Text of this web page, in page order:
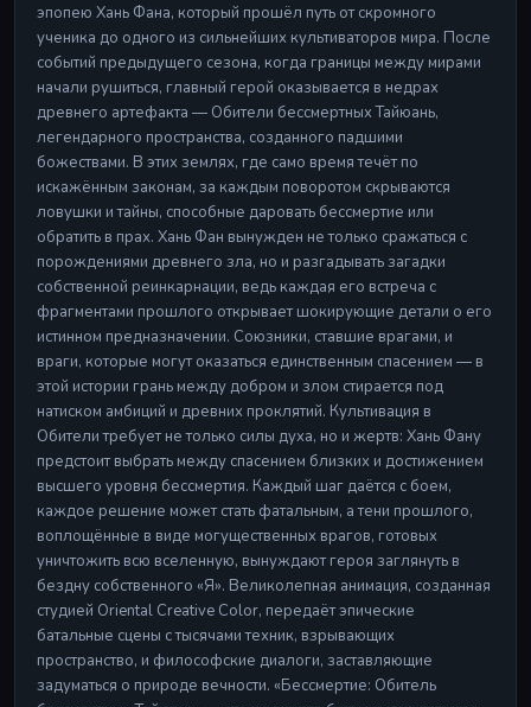
эпопею Хань Фана, который прошёл путь от скромного
ученика до одного из сильнейших культиваторов мира. После
событий предыдущего сезона, когда границы между мирами
начали рушиться, главный герой оказывается в недрах
древнего артефакта — Обители бессмертных Тайюань,
легендарного пространства, созданного падшими
божествами. В этих землях, где само время течёт по
искажённым законам, за каждым поворотом скрываются
ловушки и тайны, способные даровать бессмертие или
обратить в прах. Хань Фан вынужден не только сражаться с
порождениями древнего зла, но и разгадывать загадки
собственной реинкарнации, ведь каждая его встреча с
фрагментами прошлого открывает шокирующие детали о его
истинном предназначении. Союзники, ставшие врагами, и
враги, которые могут оказаться единственным спасением — в
этой истории грань между добром и злом стирается под
натиском амбиций и древних проклятий. Культивация в
Обители требует не только силы духа, но и жертв: Хань Фану
предстоит выбрать между спасением близких и достижением
высшего уровня бессмертия. Каждый шаг даётся с боем,
каждое решение может стать фатальным, а тени прошлого,
воплощённые в виде могущественных врагов, готовых
уничтожить всю вселенную, вынуждают героя заглянуть в
бездну собственного «Я». Великолепная анимация, созданная
студией Oriental Creative Color, передаёт эпические
батальные сцены с тысячами техник, взрывающих
пространство, и философские диалоги, заставляющие
задуматься о природе вечности. «Бессмертие: Обитель